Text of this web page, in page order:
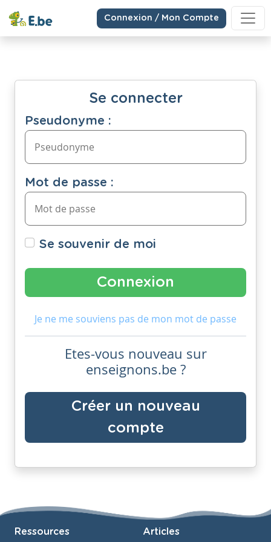
Connexion / Mon Compte
Se connecter
Pseudonyme :
Mot de passe :
Se souvenir de moi
Je ne me souviens pas de mon mot de passe
Etes-vous nouveau sur
enseignons.be ?
Créer un nouveau
compte
Ressources Articles